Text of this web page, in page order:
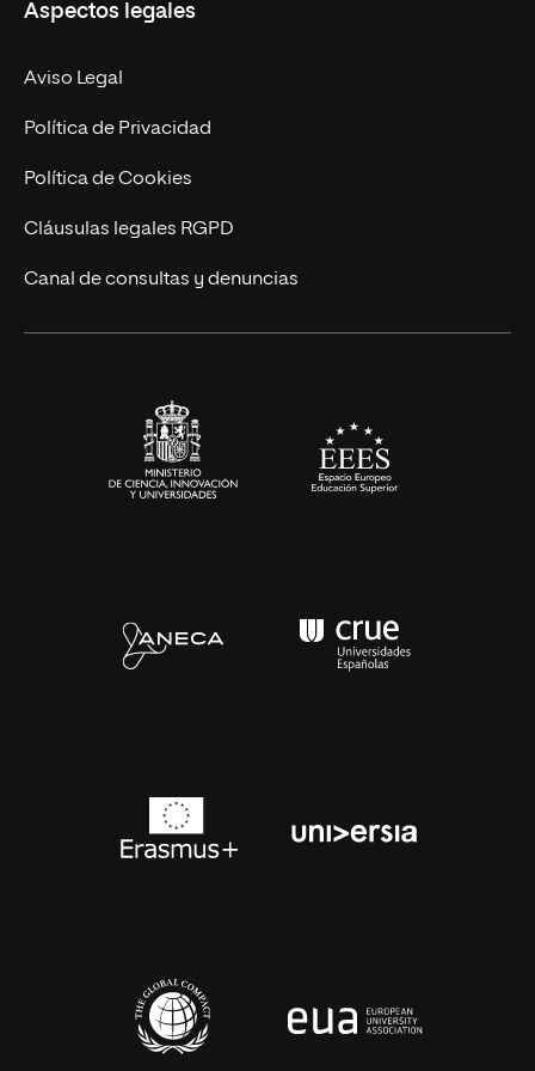
Doctorados
Experto Universitario
Postgrados
Cursos Universitarios
Facultades
Nuestro Equipo
Trabaja en UNIR
Actualidad
UNIR Revista
Eventos
Aspectos legales
Aviso Legal
Política de Privacidad
Política de Cookies
Cláusulas legales RGPD
Canal de consultas y denuncias